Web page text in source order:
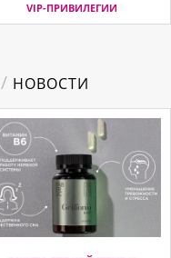
VIP-ПРИВИЛЕГИИ
/ НОВОСТИ